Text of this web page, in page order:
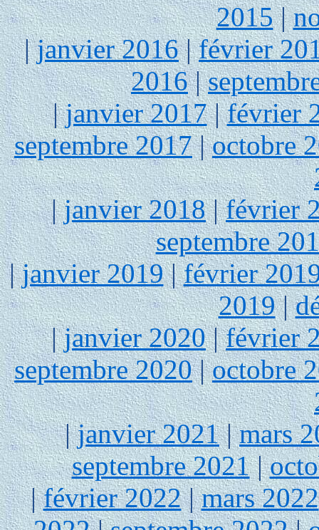
2015|
|janvier 2016|février
2016|
|janvier 2017|février
septembre 2017|octobre
|janvier 2018|février
septembre
|janvier 2019|février
2019|
|janvier 2020|février
septembre 2020|octobre
|janvier 2021|mars
septembre 2021|
|février 2022|mars 2022